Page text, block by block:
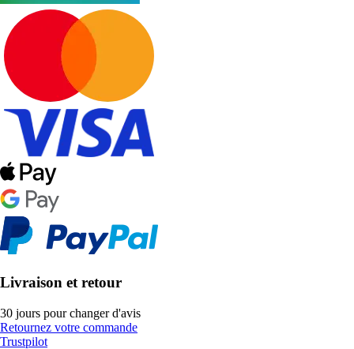
Livraison et retour
30 jours pour changer d'avis
Retournez votre commande
Trustpilot